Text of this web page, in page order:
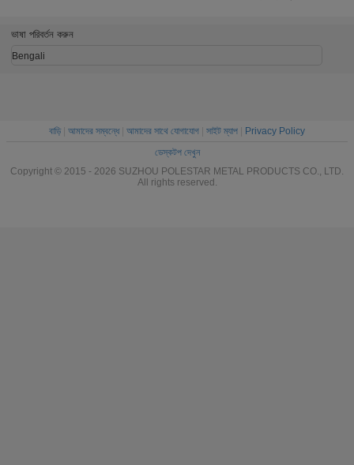
ভাষা পরিবর্তন করুন
Bengali
বাড়ি| আমাদের সম্বন্ধে| আমাদের সাথে যোগাযোগ সাইট ম্যাপ
Privacy Policy
ডেস্কটপ দেখুন
Copyright © 2015 - 2026 SUZHOU POLESTAR METAL PRODUCTS CO., LTD.
All rights reserved.